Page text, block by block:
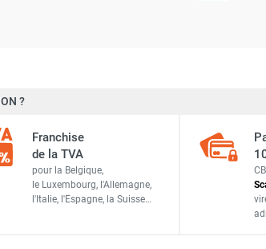
?
Franchise
de la TVA
pour la Belgique,
le Luxembourg, l'Allemagne,
l'Italie, l'Espagne, la Suisse…